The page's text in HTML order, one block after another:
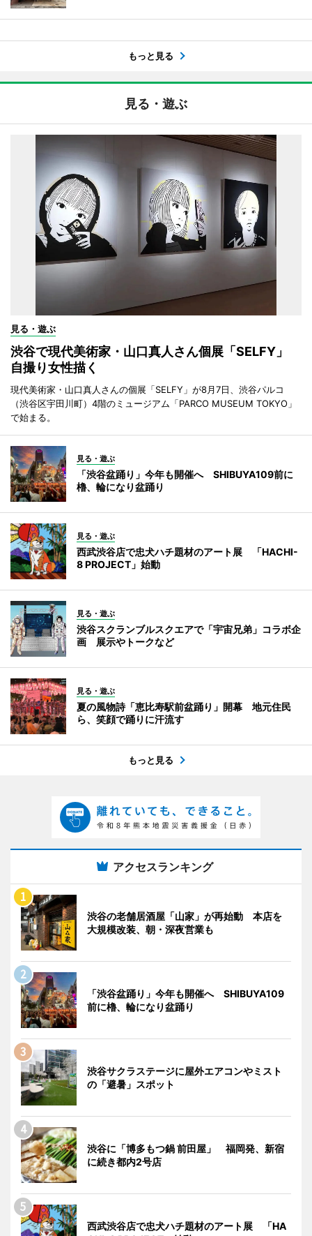
もっと見る
見る・遊ぶ
見る・遊ぶ
渋谷で現代美術家・山口真人さん個展「SELFY」
自撮り女性描く
現代美術家・山口真人さんの個展「SELFY」が8月7日、渋谷パルコ
（渋谷区宇田川町）4階のミュージアム「PARCO MUSEUM TOKYO」
で始まる。
見る・遊ぶ
「渋谷盆踊り」今年も開催へ SHIBUYA109前に
櫓、輪になり盆踊り
見る・遊ぶ
西武渋谷店で忠犬ハチ題材のアート展 「HACHI-
8 PROJECT」始動
見る・遊ぶ
渋谷スクランブルスクエアで「宇宙兄弟」コラボ企
画 展示やトークなど
見る・遊ぶ
夏の風物詩「恵比寿駅前盆踊り」開幕 地元住民
ら、笑顔で踊りに汗流す
もっと見る
アクセスランキング
渋谷の老舗居酒屋「山家」が再始動 本店を
大規模改装、朝・深夜営業も
「渋谷盆踊り」今年も開催へ SHIBUYA109
前に櫓、輪になり盆踊り
渋谷サクラステージに屋外エアコンやミスト
の「避暑」スポット
渋谷に「博多もつ鍋 前田屋」 福岡発、新宿
に続き都内2号店
西武渋谷店で忠犬ハチ題材のアート展 「HA